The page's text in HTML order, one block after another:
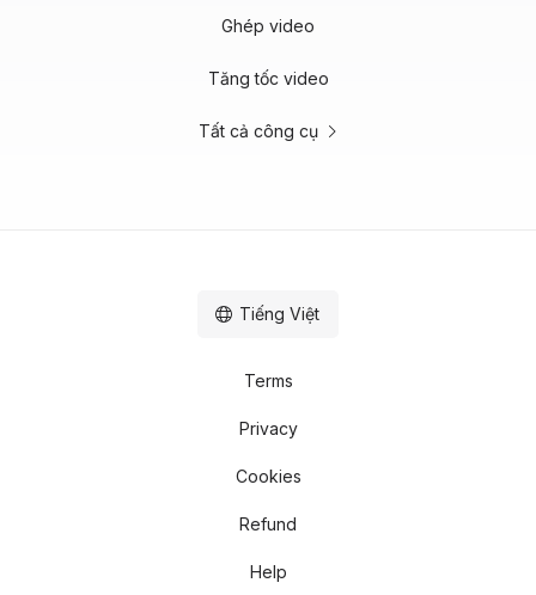
Ghép video
Tăng tốc video
Tất cả công cụ
Terms
Privacy
Cookies
Refund
Help
Tiếng Việt